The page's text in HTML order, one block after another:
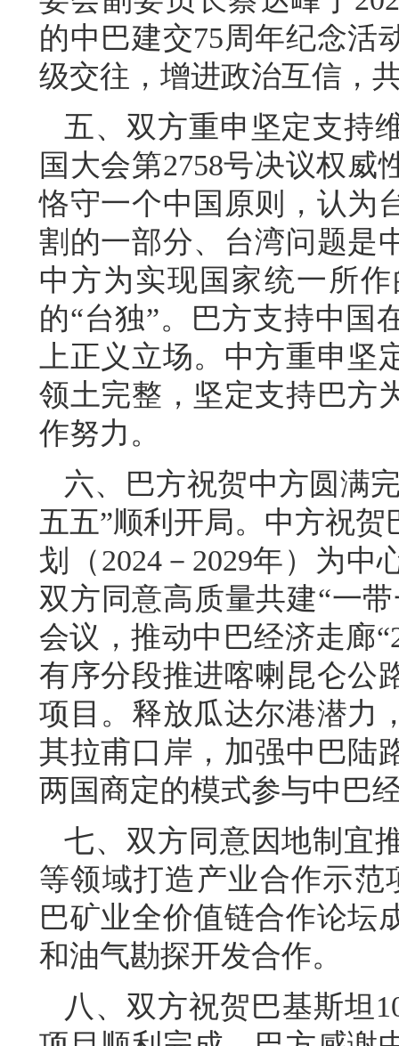
的中巴建交75周年纪念活
级交往，增进政治互信，
五、双方重申坚定支持
国大会第2758号决议权
恪守一个中国原则，认为
割的一部分、台湾问题是
中方为实现国家统一所
的“台独”。巴方支持中国
上正义立场。中方重申
领土完整，坚定支持巴方
作努力。
六、巴方祝贺中方圆满
五五”顺利开局。中方祝
划（2024－2029年）为
双方同意高质量共建“一
会议，推动中巴经济走廊
有序分段推进喀喇昆仑公
项目。释放瓜达尔港潜力
其拉甫口岸，加强中巴陆
两国商定的模式参与中巴
七、双方同意因地制宜
等领域打造产业合作示范
巴矿业全价值链合作论坛
和油气勘探开发合作。
八、双方祝贺巴基斯坦